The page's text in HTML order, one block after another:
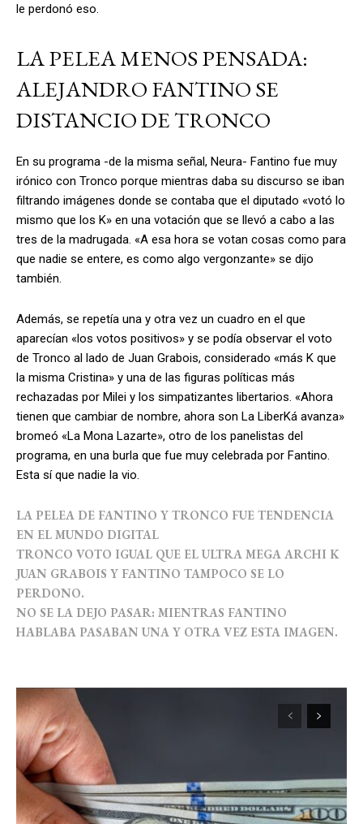
le perdonó eso.
LA PELEA MENOS PENSADA:
ALEJANDRO FANTINO SE
DISTANCIO DE TRONCO
En su programa -de la misma señal, Neura- Fantino fue muy
irónico con Tronco porque mientras daba su discurso se iban
filtrando imágenes donde se contaba que el diputado «votó lo
mismo que los K» en una votación que se llevó a cabo a las
tres de la madrugada. «A esa hora se votan cosas como para
que nadie se entere, es como algo vergonzante» se dijo
también.
Además, se repetía una y otra vez un cuadro en el que
aparecían «los votos positivos» y se podía observar el voto
de Tronco al lado de Juan Grabois, considerado «más K que
la misma Cristina» y una de las figuras políticas más
rechazadas por Milei y los simpatizantes libertarios. «Ahora
tienen que cambiar de nombre, ahora son La LiberKá avanza»
bromeó «La Mona Lazarte», otro de los panelistas del
programa, en una burla que fue muy celebrada por Fantino.
Esta sí que nadie la vio.
LA PELEA DE FANTINO Y TRONCO FUE TENDENCIA
EN EL MUNDO DIGITAL
TRONCO VOTO IGUAL QUE EL ULTRA MEGA ARCHI K
JUAN GRABOIS Y FANTINO TAMPOCO SE LO
PERDONO.
NO SE LA DEJO PASAR: MIENTRAS FANTINO
HABLABA PASABAN UNA Y OTRA VEZ ESTA IMAGEN.